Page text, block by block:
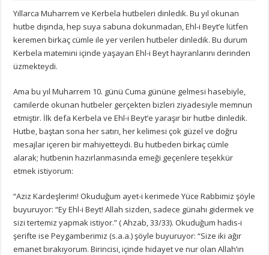
Yıllarca Muharrem ve Kerbela hutbeleri dinledik. Bu yıl okunan
hutbe dışında, hep suya sabuna dokunmadan, Ehl-i Beyt’e lütfen
keremen birkaç cümle ile yer verilen hutbeler dinledik. Bu durum
Kerbela matemini içinde yaşayan Ehl-i Beyt hayranlarını derinden
üzmekteydi.
Ama bu yıl Muharrem 10. günü Cuma gününe gelmesi hasebiyle,
camilerde okunan hutbeler gerçekten bizleri ziyadesiyle memnun
etmiştir. İlk defa Kerbela ve Ehl-i Beyt’e yaraşır bir hutbe dinledik.
Hutbe, baştan sona her satırı, her kelimesi çok güzel ve doğru
mesajlar içeren bir mahiyetteydi. Bu hutbeden birkaç cümle
alarak; hutbenin hazırlanmasında emeği geçenlere teşekkür
etmek istiyorum:
“Aziz Kardeşlerim! Okuduğum ayet-i kerimede Yüce Rabbimiz şöyle
buyuruyor: “Ey Ehl-i Beyt! Allah sizden, sadece günahı gidermek ve
sizi tertemiz yapmak istiyor.” ( Ahzab, 33/33). Okuduğum hadis-i
şerifte ise Peygamberimiz (s.a.a.) şöyle buyuruyor: “Size iki ağır
emanet bırakıyorum. Birincisi, içinde hidayet ve nur olan Allah’ın